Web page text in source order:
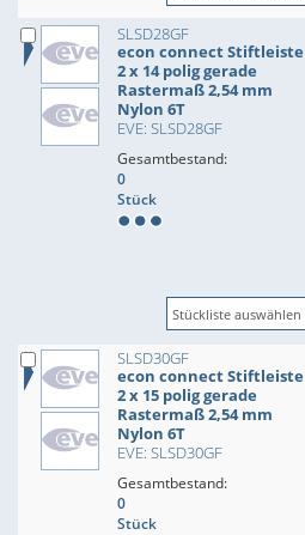
SLSD28GF
econ connect Stiftleiste
2 x 14 polig gerade
Rastermaß 2,54 mm
Nylon 6T
EVE: SLSD28GF
Gesamtbestand:
0
Stück
SLSD30GF
econ connect Stiftleiste
2 x 15 polig gerade
Rastermaß 2,54 mm
Nylon 6T
EVE: SLSD30GF
Gesamtbestand:
0
Stück